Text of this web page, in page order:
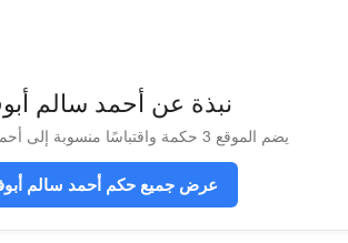
نبذة عن أحمد سالم
يضم الموقع 3 حكمة واقتباسًا منسوبة إلى أحمد سالم أبوفهر
عرض جميع حكم أحمد سالم